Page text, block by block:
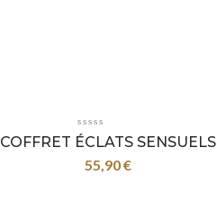
COFFRET ÉCLATS SENSUELS
55,90€